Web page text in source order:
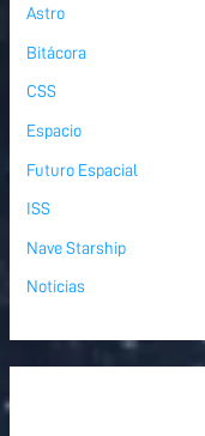
Astro
Bitácora
CSS
Espacio
Futuro Espacial
ISS
Nave Starship
Noticias